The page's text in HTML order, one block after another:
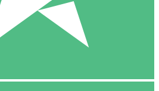
1 Download
10
US$1500